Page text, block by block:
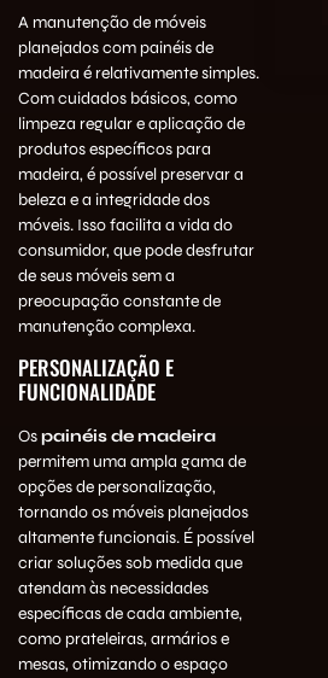
A manutenção de móveis
planejados com painéis de
madeira é relativamente simples.
Com cuidados básicos, como
limpeza regular e aplicação de
produtos específicos para
madeira, é possível preservar a
beleza e a integridade dos
móveis. Isso facilita a vida do
consumidor, que pode desfrutar
de seus móveis sem a
preocupação constante de
manutenção complexa.
PERSONALIZAÇÃO E
FUNCIONALIDADE
Ospainéis de madeira
permitem uma ampla gama de
opções de personalização,
tornando os móveis planejados
altamente funcionais. É possível
criar soluções sob medida que
atendam às necessidades
específicas de cada ambiente,
como prateleiras, armários e
mesas, otimizando o espaço